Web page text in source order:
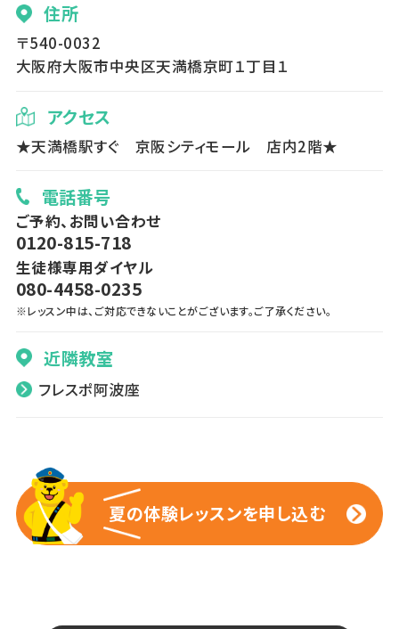
住所
〒540-0032
大阪府大阪市中央区天満橋京町１丁目１
アクセス
★天満橋駅すぐ 京阪シティモール 店内2階★
電話番号
ご予約、お問い合わせ
0120-815-718
生徒様専用ダイヤル
080-4458-0235
※レッスン中は、ご対応できないことがございます。ご了承ください。
近隣教室
フレスポ阿波座
夏の体験レッスンを申し込む
夏の体験レッスンを申し込む